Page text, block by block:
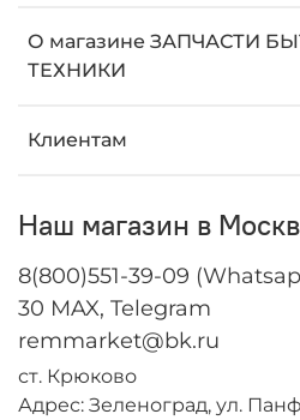
О магазине ЗАПЧАСТИ
ТЕХНИКИ
Клиентам
Наш магазин в
8(800)551-39-09
30 MAX, Telegram
remmarket@bk.ru
ст. Крюково
Адрес: Зеленоград, ул.